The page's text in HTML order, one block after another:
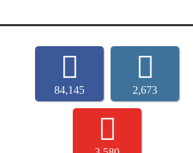
84,145 2,673